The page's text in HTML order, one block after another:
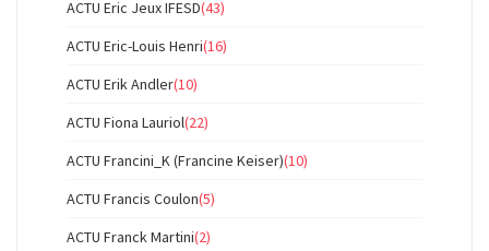
ACTU Eric Jeux IFESD(43)
ACTU Eric-Louis Henri(16)
ACTU Erik Andler(10)
ACTU Fiona Lauriol(22)
ACTU Francini_K (Francine Keiser)(10)
ACTU Francis Coulon(5)
ACTU Franck Martini(2)